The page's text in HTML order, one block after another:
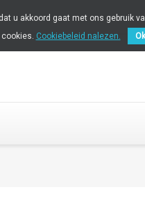
u akkoord gaat met ons gebruik
Cookiebeleid nalezen. Ok